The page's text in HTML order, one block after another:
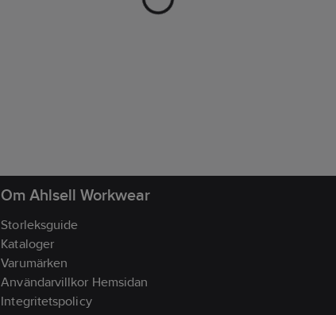
Om Ahlsell Workwear
Storleksguide
Kataloger
Varumärken
Användarvillkor Hemsidan
Integritetspolicy